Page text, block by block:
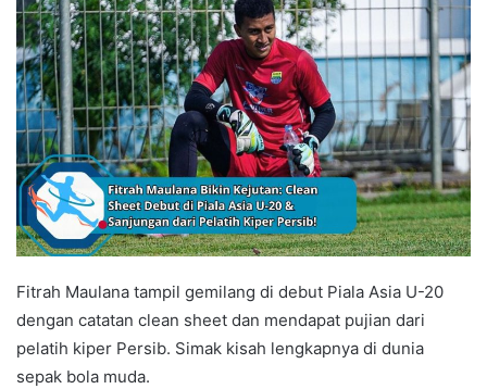
Fitrah Maulana tampil gemilang di debut Piala Asia U-20
dengan catatan clean sheet dan mendapat pujian dari
pelatih kiper Persib. Simak kisah lengkapnya di dunia
sepak bola muda.